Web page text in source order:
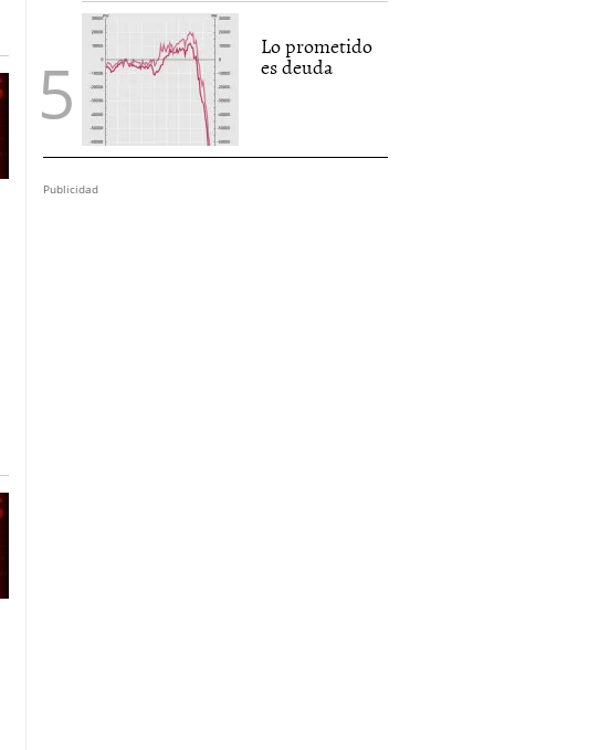
Lo prometido
es deuda
Publicidad